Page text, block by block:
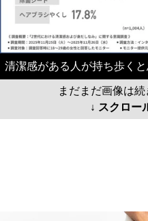
清潔感がある人が持ち歩く
まだまだ画像は続
↓ スクロー